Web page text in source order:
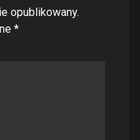
opublikowany.
*